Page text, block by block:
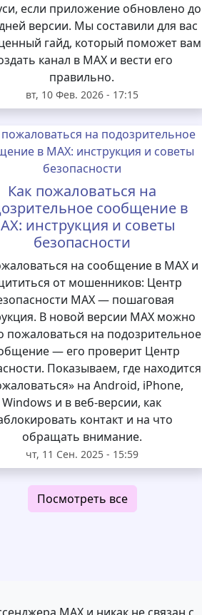
если приложение обновлено до
версии. Мы составили для вас
гайд, который поможет вам
канал в MAX и вести его
правильно.
вт, 10 Фев. 2026 - 17:15
Как пожаловаться на
сообщение в
инструкция и советы
безопасности
на сообщение в MAX и
от мошенников: Центр
MAX — пошаговая
В новой версии MAX можно
пожаловаться на подозрительное
— его проверит Центр
Показываем, где находится
на Android, iPhone,
Windows и в веб-версии, как
контакт и на что
обращать внимание.
чт, 11 Сен. 2025 - 15:59
Посмотреть все